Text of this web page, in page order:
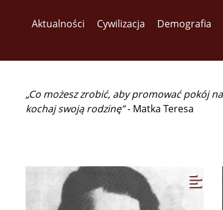
Aktualności Cywilizacja Demografia
„Co możesz zrobić, aby promować pokój
kochaj swoją rodzinę”- Matka Teresa